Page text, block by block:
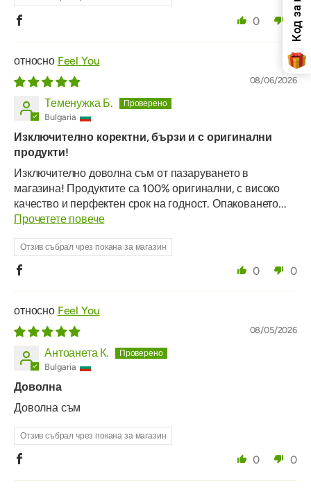
0 0
Feel You
08/06/2026
Теменужка Б.
Bulgaria
Изключително коректни, бързи и с оригинални
продукти!
Изключително доволна съм от пазаруването в
магазина! Продуктите са 100% оригинални, с високо
качество и перфектен срок на годност. Опаковането...
Прочетете повече
Отзив събрал чрез покана за магазин
0 0
Feel You
08/05/2026
Антоанета К.
Bulgaria
Доволна
Доволна съм
Отзив събрал чрез покана за магазин
0 0